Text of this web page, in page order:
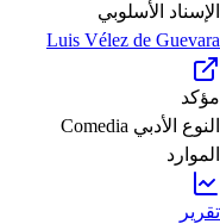
الإسناد الأسلوبي
Luis Vélez de Guevara
مؤكد
النوع الأدبي Comedia
الموارد
تقرير